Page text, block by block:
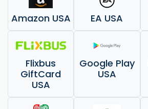
Amazon USA EA USA
Flixbus
GiftCard
USA
Google Play
USA